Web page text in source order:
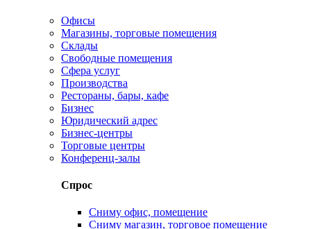
Офисы
Магазины, торговые помещения
Склады
Свободные помещения
Сфера услуг
Производства
Рестораны, бары, кафе
Бизнес
Юридический адрес
Бизнес-центры
Торговые центры
Конференц-залы
Спрос
Сниму офис, помещение
Сниму магазин, торговое помещение